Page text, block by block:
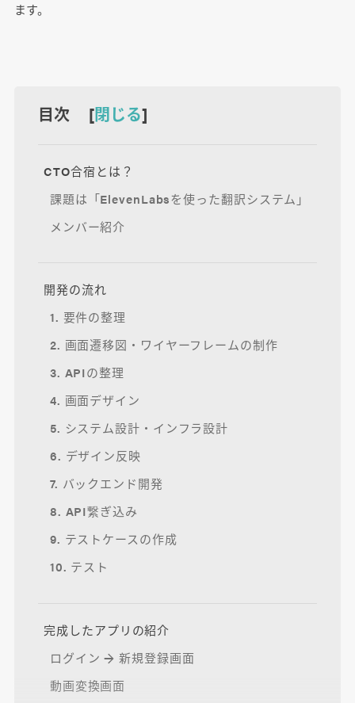
ます。
目次 [閉じる]
CTO合宿とは？
課題は「ElevenLabsを使った翻訳システム」
メンバー紹介
開発の流れ
1. 要件の整理
2. 画面遷移図・ワイヤーフレームの制作
3. APIの整理
4. 画面デザイン
5. システム設計・インフラ設計
6. デザイン反映
7. バックエンド開発
8. API繋ぎ込み
9. テストケースの作成
10. テスト
完成したアプリの紹介
ログイン → 新規登録画面
動画変換画面